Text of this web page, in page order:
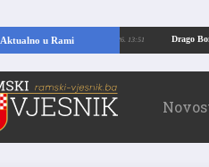
Aktualno u Rami
vrijedne arheološke ostatke 24.07.2026. 13:51